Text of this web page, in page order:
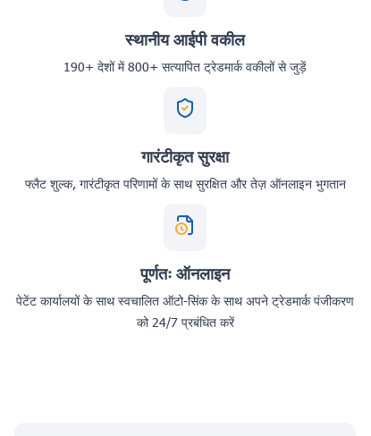
स्थानीय आईपी वकील
190+ देशों में 800+ सत्यापित ट्रेडमार्क वकीलों से जुड़ें
गारंटीकृत सुरक्षा
फ्लैट शुल्क, गारंटीकृत परिणामों के साथ सुरक्षित और तेज़ ऑनलाइन भुगतान
पूर्णतः ऑनलाइन
पेटेंट कार्यालयों के साथ स्वचालित ऑटो-सिंक के साथ अपने ट्रेडमार्क पंजीकरण
को 24/7 प्रबंधित करें